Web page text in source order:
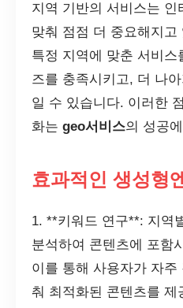
지역 기반의 서비스는 인
맞춰 점점 더 중요해지고
특정 지역에 맞춘 서비스
즈를 충족시키고, 더 나
일 수 있습니다. 이러한
화는 geo서비스의 성공
효과적인 생성형
1. **키워드 연구**: 지역
분석하여 콘텐츠에 포함
이를 통해 사용자가 자
춰 최적화된 콘텐츠를 제